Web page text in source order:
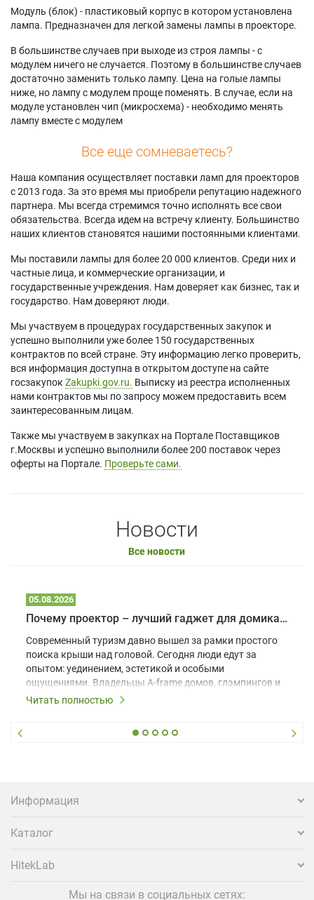
Модуль (блок) - пластиковый корпус в котором установлена
лампа. Предназначен для легкой замены лампы в проекторе.
В большинстве случаев при выходе из строя лампы - с
модулем ничего не случается. Поэтому в большинстве случаев
достаточно заменить только лампу. Цена на голые лампы
ниже, но лампу с модулем проще поменять. В случае, если на
модуле установлен чип (микросхема) - необходимо менять
лампу вместе с модулем
Все еще сомневаетесь?
Наша компания осуществляет поставки ламп для проекторов
с 2013 года. За это время мы приобрели репутацию надежного
партнера. Мы всегда стремимся точно исполнять все свои
обязательства. Всегда идем на встречу клиенту. Большинство
наших клиентов становятся нашими постоянными клиентами.
Мы поставили лампы для более 20 000 клиентов. Среди них и
частные лица, и коммерческие организации, и
государственные учреждения. Нам доверяет как бизнес, так и
государство. Нам доверяют люди.
Мы участвуем в процедурах государственных закупок и
успешно выполнили уже более 150 государственных
контрактов по всей стране. Эту информацию легко проверить,
вся информация доступна в открытом доступе на сайте
госзакупок Zakupki.gov.ru. Выписку из реестра исполненных
нами контрактов мы по запросу можем предоставить всем
заинтересованным лицам.
Также мы участвуем в закупках на Портале Поставщиков
г.Москвы и успешно выполнили более 200 поставок через
оферты на Портале. Проверьте сами.
Новости
Все новости
05.08.2026
Почему проектор – лучший гаджет для домика в глэмпинге
Современный туризм давно вышел за рамки простого
поиска крыши над головой. Сегодня люди едут за
опытом: уединением, эстетикой и особыми
ощущениями. Владельцы A-frame домов, глэмпингов и
шале понимают, что конкуренция растет, и
вернуться и поделиться впечатлениями в соцсетях,
проектора.
Читать полностью
Информация
Каталог
HitekLab
Мы на связи в социальных сетях: